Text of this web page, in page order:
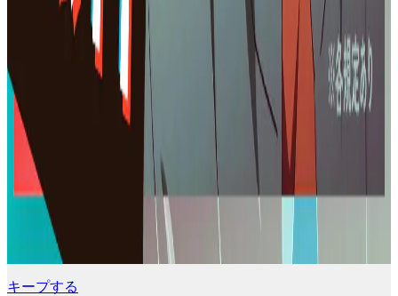
キープする